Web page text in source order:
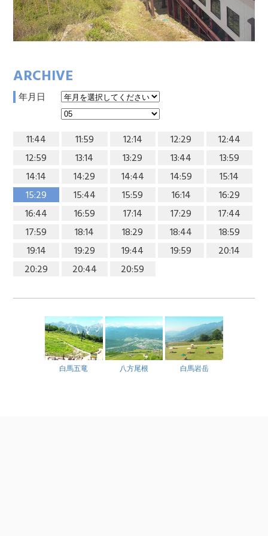
ARCHIVE
年月日
11:44 11:59 12:14 12:29
12:44
12:59
13:14 13:29 13:44
13:59
14:14
14:29 14:44 14:59
15:14
15:29
15:44 15:59 16:14
16:29
16:44
16:59 17:14 17:29
17:44
17:59
18:14 18:29 18:44
18:59
19:14
19:29 19:44 19:59
20:14
20:29
20:44 20:59
白馬五竜 八方尾根 白馬岩岳